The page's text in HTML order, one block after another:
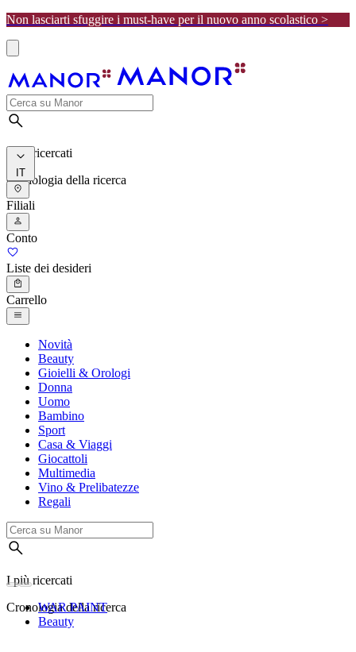
Non lasciarti sfuggire i must-have per il nuovo anno scolastico >
I più ricercati
Cronologia della ricerca
IT
Filiali
Conto
Liste dei desideri
Carrello
Novità
Beauty
Gioielli & Orologi
Donna
Uomo
Bambino
Sport
Casa & Viaggi
Giocattoli
Multimedia
Vino & Prelibatezze
Regali
I più ricercati
Cronologia della ricerca
WAR PAINT
Beauty